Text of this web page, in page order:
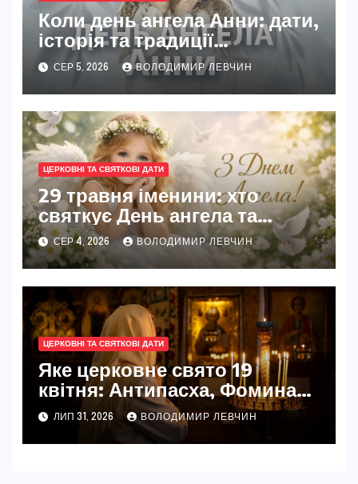
Коли день ангела Анни: дати,
історія та традиції
святкування
СЕР 5, 2026 ВОЛОДИМИР ЛЕВЧИН
ЦЕРКОВНІ ТА СВЯТКОВІ ДАТИ
29 травня іменини: хто
святкує День ангела та
традиції свята
СЕР 4, 2026 ВОЛОДИМИР ЛЕВЧИН
ЦЕРКОВНІ ТА СВЯТКОВІ ДАТИ
Яке церковне свято 19
квітня: Антипасха, Фомина
неділя та пам’ять Іоанна
Ветхопечерника
ЛИП 31, 2026 ВОЛОДИМИР ЛЕВЧИН